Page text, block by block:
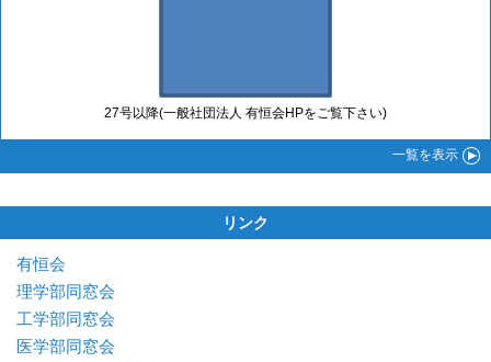
27号以降(一般社団法人 有恒会HPをご覧下さい)
一覧を表示
リンク
有恒会
理学部同窓会
工学部同窓会
医学部同窓会